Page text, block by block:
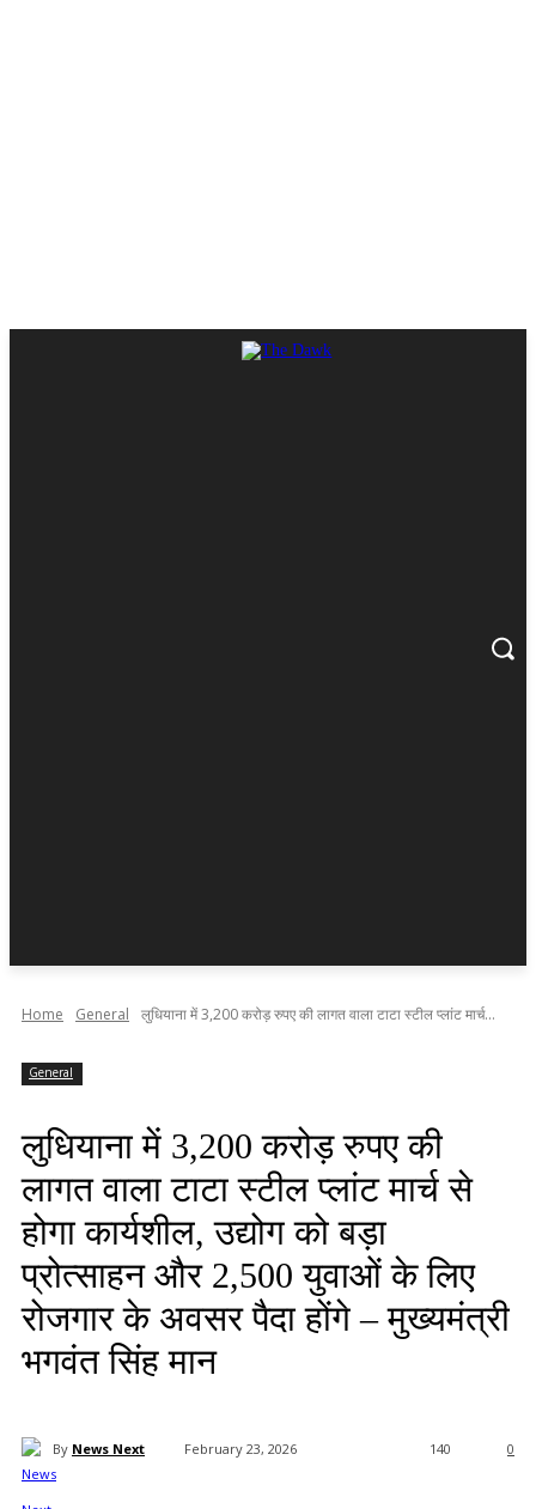
Home General लुधियाना में 3,200 करोड़ रुपए की लागत वाला टाटा स्टील प्लांट मार्च...
General
लुधियाना में 3,200 करोड़ रुपए की
लागत वाला टाटा स्टील प्लांट मार्च से
होगा कार्यशील, उद्योग को बड़ा
प्रोत्साहन और 2,500 युवाओं के लिए
रोजगार के अवसर पैदा होंगे – मुख्यमंत्री
भगवंत सिंह मान
By News Next February 23, 2026 0
140